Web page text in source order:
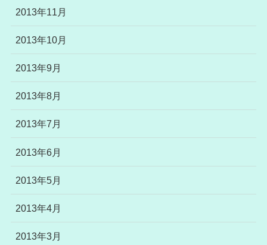
2013年11月
2013年10月
2013年9月
2013年8月
2013年7月
2013年6月
2013年5月
2013年4月
2013年3月